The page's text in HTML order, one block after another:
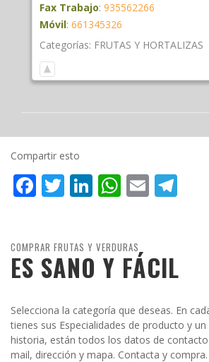
Fax Trabajo: 935562266
Móvil: 661345326
Categorías: FRUTAS Y HORTALIZAS
Compartir esto
Facebook
Twitter
LinkedIn
Email
COMPRAR FRUTAS Y VERDURAS
ES SANO Y FÁCIL
Selecciona la categoría que deseas. En
tienes sus Especialidades de producto y
historia, están todos los datos de
mail, dirección y mapa. Contacta y compra.